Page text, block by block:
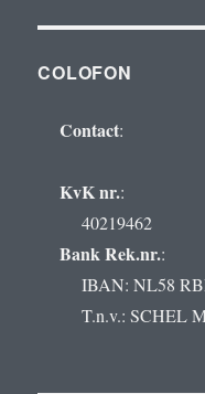
COLOFON
Contact:
KvK nr.:
40219462
Bank Rek.nr.:
IBAN: NL58
T.n.v.: SCHEL